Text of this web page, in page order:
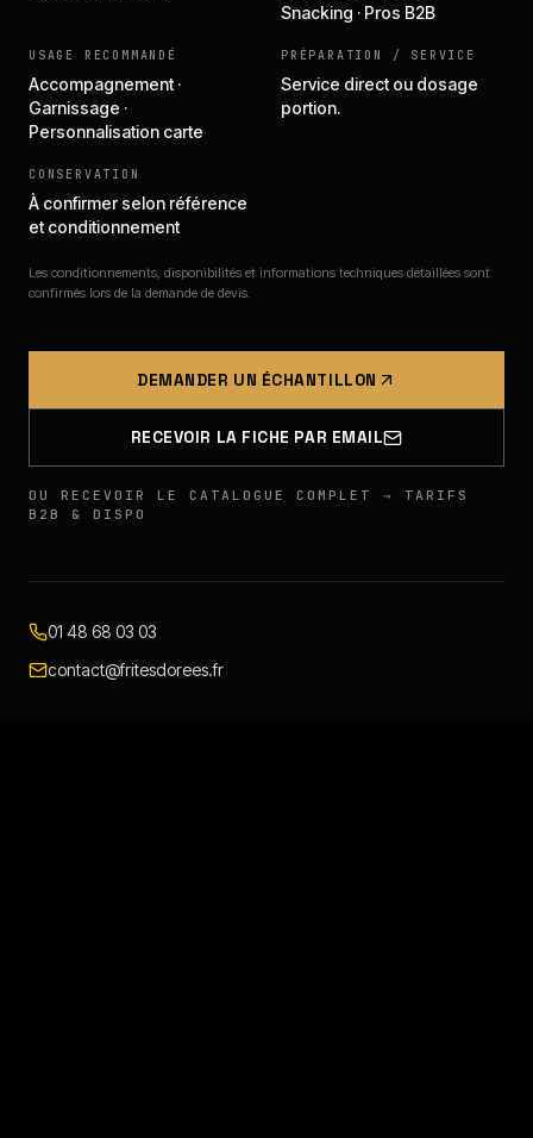
Snacking · Pros B2B
USAGE RECOMMANDÉ
Accompagnement ·
Garnissage ·
Personnalisation carte
PRÉPARATION / SERVICE
Service direct ou dosage
portion.
CONSERVATION
À confirmer selon référence
et conditionnement
Les conditionnements, disponibilités et informations techniques détaillées sont
confirmés lors de la demande de devis.
DEMANDER UN ÉCHANTILLON
RECEVOIR LA FICHE PAR EMAIL
OU RECEVOIR LE CATALOGUE COMPLET → TARIFS
B2B & DISPO
01 48 68 03 03
contact@fritesdorees.fr